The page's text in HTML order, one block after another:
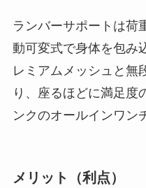
ランバーサポートは荷
動可変式で身体を包み
レミアムメッシュと無
り、座るほどに満足度
ンクのオールインワン
メリット（利点）